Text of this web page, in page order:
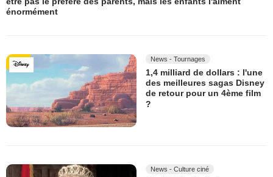
énormément
News - Tournages
1,4 milliard de dollars : l'une
des meilleures sagas Disney
de retour pour un 4ème film
?
News - Culture ciné